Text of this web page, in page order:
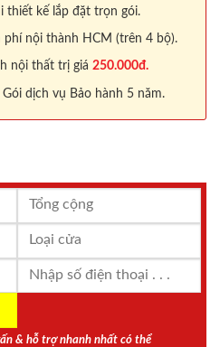
thiết kế lắp đặt trọn gói.
phí nội thành HCM (trên 4 bộ).
nội thất trị giá 250.000đ.
dịch vụ Bảo hành 5 năm.
& hỗ trợ nhanh nhất có thể